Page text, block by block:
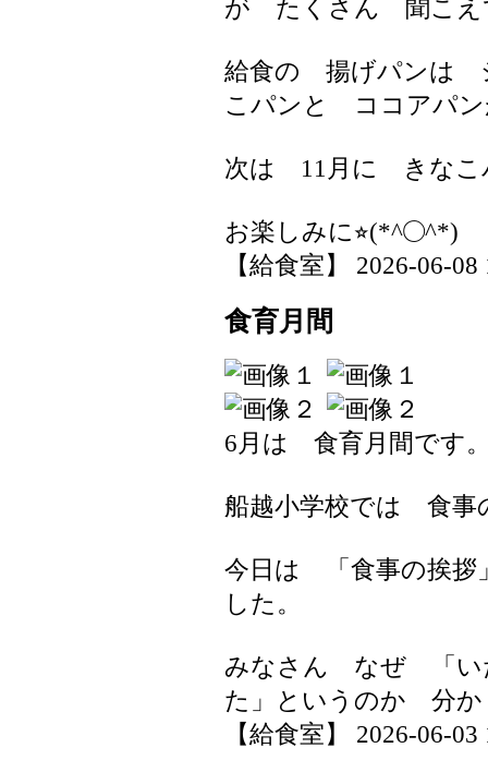
が たくさん 聞こえ
給食の 揚げパンは
こパンと ココアパ
次は 11月に きなこ
お楽しみに⭐︎(*^◯^*)
【給食室】 2026-06-
食育月間
6月は 食育月間です
船越小学校では 食
今日は 「食事の挨
した。
みなさん なぜ 「い
た」というのか 分
【給食室】 2026-06-